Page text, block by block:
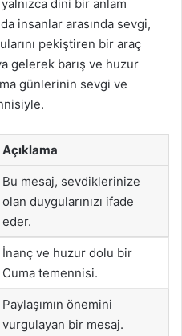
dini bir anlam
insanlar arasında sevgi,
pekiştiren bir araç
gelerek barış ve huzur
günlerinin sevgi ve
Açıklama
Bu mesaj, sevdiklerinize
olan duygularınızı ifade
eder.
İnanç ve huzur dolu bir
Cuma temennisi.
Paylaşımın önemini
vurgulayan bir mesaj.